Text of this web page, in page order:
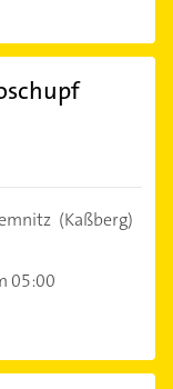
(Kaßberg)
05:00